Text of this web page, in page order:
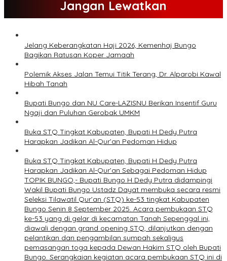
Jangan Lewatkan
Jelang Keberangkatan Haji 2026, Kemenhaj Bungo
Bagikan Ratusan Koper Jamaah
Polemik Akses Jalan Temui Titik Terang, Dr. Alparobi Kawal
Hibah Tanah
Bupati Bungo dan NU Care-LAZISNU Berikan Insentif Guru
Ngaji dan Puluhan Gerobak UMKM
Buka STQ Tingkat Kabupaten, Bupati H Dedy Putra
Harapkan Jadikan Al-Qur’an Pedoman Hidup
Buka STQ Tingkat Kabupaten, Bupati H Dedy Putra
Harapkan Jadikan Al-Qur’an Sebagai Pedoman Hidup
TOPIK BUNGO,- Bupati Bungo H Dedy Putra didampingi
Wakil Bupati Bungo Ustadz Dayat membuka secara resmi
Seleksi Tilawatil Qur’an (STQ) ke-53 tingkat Kabupaten
Bungo Senin 8 September 2025. Acara pembukaan STQ
ke-53 yang di gelar di kecamatan Tanah Sepenggal ini,
diawali dengan grand opening STQ, dilanjutkan dengan
pelantikan dan pengambilan sumpah sekaligus
pemasangan toga kepada Dewan Hakim STQ oleh Bupati
Bungo. Serangkaian kegiatan acara pembukaan STQ ini di